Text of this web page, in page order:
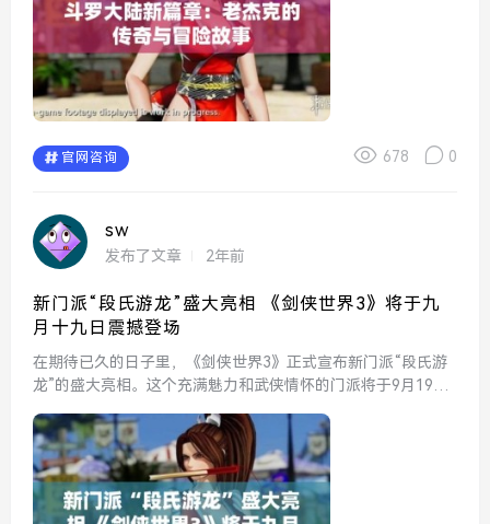
官网咨询 678 0
sw
发布了文章 2年前
新门派“段氏游龙”盛大亮相 《剑侠世界3》将于九
月十九日震撼登场
在期待已久的日子里，《剑侠世界3》正式宣布新门派“段氏游
龙”的盛大亮相。这个充满魅力和武侠情怀的门派将于9月19日
力。作为剑侠世界中的一部分，段氏游龙注定将会引起玩家们
的热...